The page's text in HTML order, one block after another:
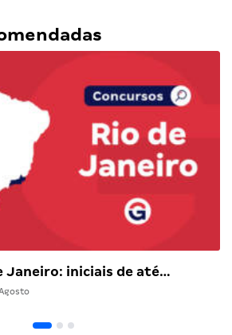
Janeiro: iniciais de até…